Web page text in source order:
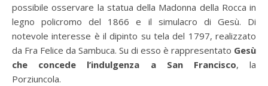
possibile osservare la statua della Madonna della Rocca in
legno policromo del 1866 e il simulacro di Gesù. Di
notevole interesse è il dipinto su tela del 1797, realizzato
da Fra Felice da Sambuca. Su di esso è rappresentato Gesù
che concede l’indulgenza a San Francisco, la
Porziuncola.